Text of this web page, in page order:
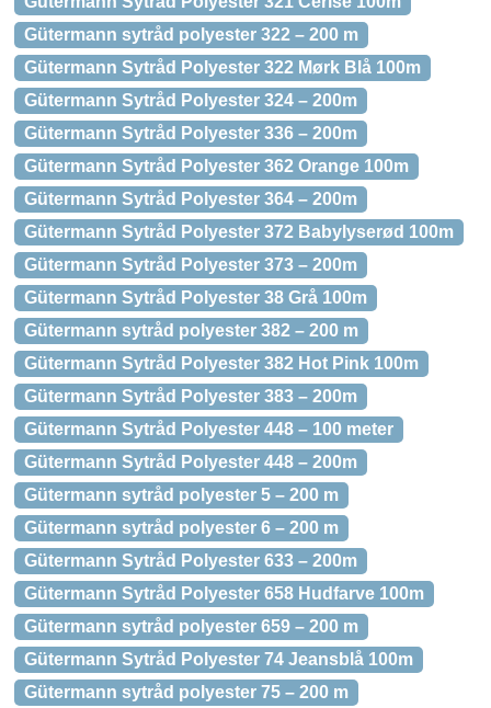
Gütermann sytråd polyester 322 – 200 m
Gütermann Sytråd Polyester 322 Mørk Blå 100m
Gütermann Sytråd Polyester 324 – 200m
Gütermann Sytråd Polyester 336 – 200m
Gütermann Sytråd Polyester 362 Orange 100m
Gütermann Sytråd Polyester 364 – 200m
Gütermann Sytråd Polyester 372 Babylyserød 100m
Gütermann Sytråd Polyester 373 – 200m
Gütermann Sytråd Polyester 38 Grå 100m
Gütermann sytråd polyester 382 – 200 m
Gütermann Sytråd Polyester 382 Hot Pink 100m
Gütermann Sytråd Polyester 383 – 200m
Gütermann Sytråd Polyester 448 – 100 meter
Gütermann Sytråd Polyester 448 – 200m
Gütermann sytråd polyester 5 – 200 m
Gütermann sytråd polyester 6 – 200 m
Gütermann Sytråd Polyester 633 – 200m
Gütermann Sytråd Polyester 658 Hudfarve 100m
Gütermann sytråd polyester 659 – 200 m
Gütermann Sytråd Polyester 74 Jeansblå 100m
Gütermann sytråd polyester 75 – 200 m